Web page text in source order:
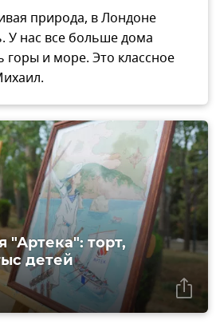
природа, в Лондоне
У нас все больше дома
горы и море. Это классное
торт,
детей